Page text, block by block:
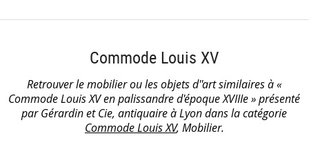
Commode Louis XV
Retrouver le mobilier ou les objets d''art similaires à «
Commode Louis XV en palissandre d'époque XVIIIe » présenté
par Gérardin et Cie, antiquaire à Lyon dans la catégorie
Commode Louis XV, Mobilier.